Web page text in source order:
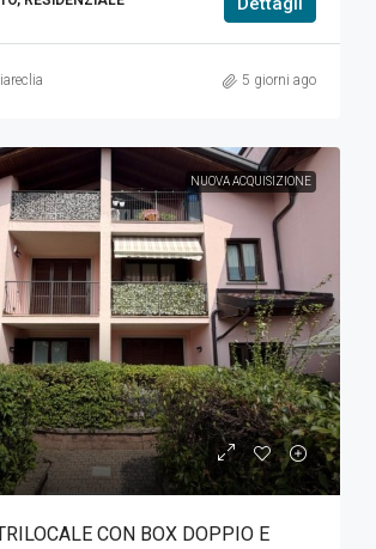
5 giorni ago
NUOVA ACQUISIZIONE
CON BOX DOPPIO E